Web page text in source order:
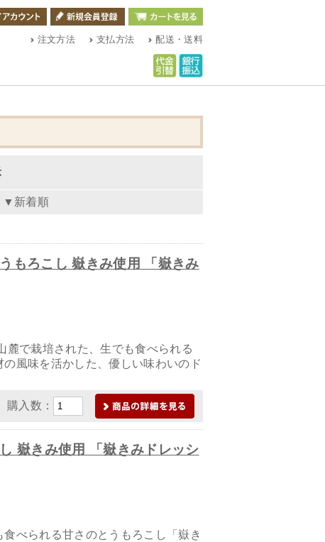
配送・送料
支払方法
注文方法
▼新着順
もろこし 嶽きみ使用 「嶽きみ
麓で栽培された、生でも食べられる
風味を活かした、優しい味わいのド
購入数：
嶽きみ使用 「嶽きみドレッシ
べられる甘さのとうもろこし「嶽き